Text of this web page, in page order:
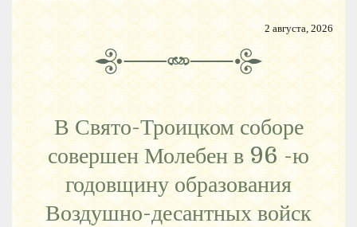
2 августа, 2026
В Свято-Троицком соборе
совершен Молебен в 96 -ю
годовщину образования
Воздушно-десантных войск